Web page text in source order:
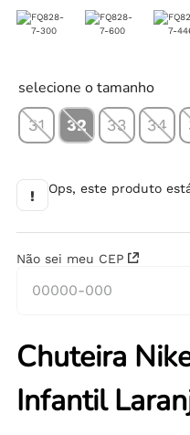
selecione o tamanho
31 32 33 34
! Ops, este produto
Não sei meu CEP
Chuteira
Infantil